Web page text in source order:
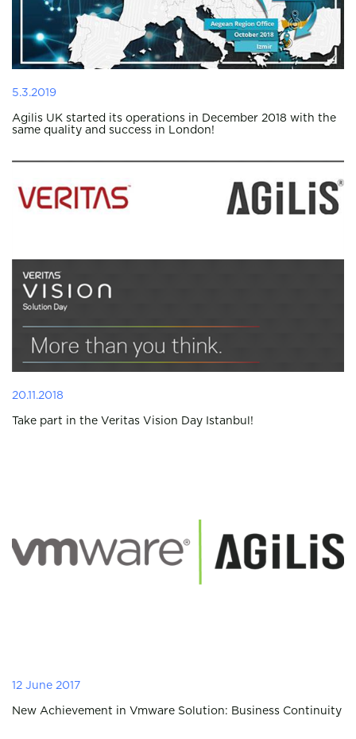
5.3.2019
Agilis UK started its operations in December 2018 with the
same quality and success in London!
20.11.2018
Take part in the Veritas Vision Day Istanbul!
12 June 2017
New Achievement in Vmware Solution: Business Continuity